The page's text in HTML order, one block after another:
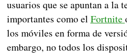
usuarios que se apuntan a la
importantes como el Fortnite
los móviles en forma de
embargo, no todos los